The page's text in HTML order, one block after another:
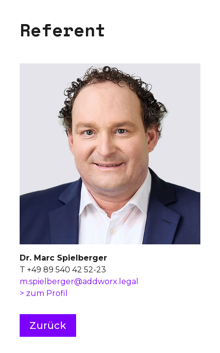
Referent
Dr. Marc Spielberger
T +49 89 540 42 52-23
m.spielberger@addworx.legal
> zum Profil
Zurück